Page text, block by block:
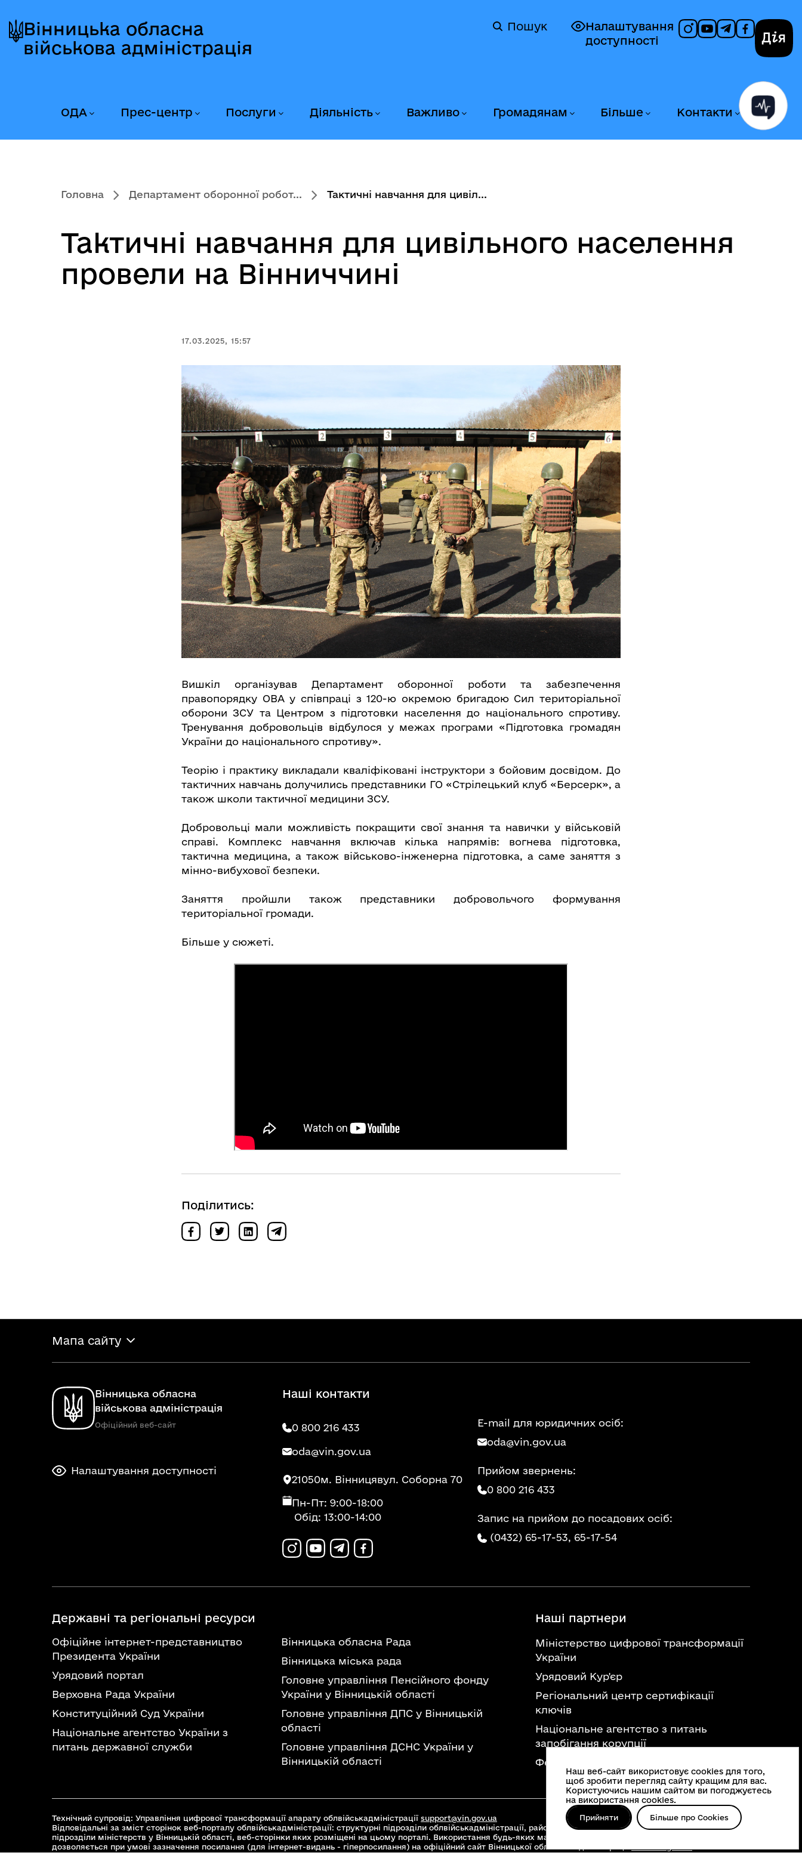
до
головного
до
головного
вмісту
до
головного
колонтитула
Вінницька обласна
військова адміністрація
Налаштування
доступності
Пошук
ОДА Прес-центр Послуги Діяльність Важливо Громадянам Більше Контакти
Головна Департамент оборонної робот... Тактичні навчання для цивіл...
Тактичні навчання для цивільного населення
провели на Вінниччині
17.03.2025, 15:57
Вишкіл організував Департамент оборонної роботи та забезпечення
правопорядку ОВА у співпраці з 120-ю окремою бригадою Сил територіальної
оборони ЗСУ та Центром з підготовки населення до національного спротиву.
Тренування добровольців відбулося у межах програми «Підготовка громадян
України до національного спротиву».
Теорію і практику викладали кваліфіковані інструктори з бойовим досвідом. До
тактичних навчань долучились представники ГО «Стрілецький клуб «Берсерк», а
також школи тактичної медицини ЗСУ.
Добровольці мали можливість покращити свої знання та навички у військовій
справі. Комплекс навчання включав кілька напрямів: вогнева підготовка,
тактична медицина, а також військово-інженерна підготовка, а саме заняття з
мінно-вибухової безпеки.
Заняття пройшли також представники добровольчого формування
територіальної громади.
Більше у сюжеті.
Поділитись:
Мапа сайту
Вінницька обласна
військова адміністрація
Офіційний веб-сайт
Налаштування доступності
Наші контакти
0 800 216 433
oda@vin.gov.ua
21050м. Вінницявул. Соборна 70
Пн-Пт: 9:00-18:00
Обід: 13:00-14:00
E-mail для юридичних осіб:
oda@vin.gov.ua
Прийом звернень:
0 800 216 433
Запис на прийом до посадових осіб:
(0432) 65-17-53, 65-17-54
Державні та регіональні ресурси
Офіційне інтернет-представництво
Президента України
Урядовий портал
Верховна Рада України
Конституційний Суд України
Національне агентство України з
питань державної служби
Вінницька обласна Рада
Вінницька міська рада
Головне управління Пенсійного фонду
України у Вінницькій області
Головне управління ДПС у Вінницькій
області
Головне управління ДСНС України у
Вінницькій області
Наші партнери
Міністерство цифрової трансформації
України
Урядовий Кур'єр
Регіональний центр сертифікації
ключів
Національне агентство з питань
запобігання корупції
Федерація професійних спілок України
Технічний супровід: Управління цифрової трансформації апарату облвійськадміністрації support@vin.gov.ua
Відповідальні за зміст сторінок веб-порталу облвійськадміністрації: структурні підрозділи облвійськадміністрації, районні військові адміністрації, територіальні
підрозділи міністерств у Вінницькій області, веб-сторінки яких розміщені на цьому порталі. Використання будь-яких матеріалів, що опубліковані на цьому сайті,
дозволяється при умові зазначення посилання (для інтернет-видань - гіперпосилання) на офіційний сайт Вінницької облвійськадміністрації
Наш веб-сайт використовує cookies для того,
щоб зробити перегляд сайту кращим для вас.
Користуючись нашим сайтом ви погоджуєтесь
на використання cookies.
Прийняти Більше про Cookies